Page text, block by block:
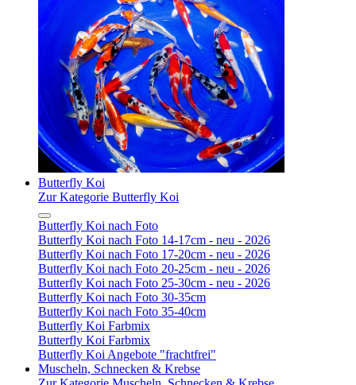
Butterfly Koi
Zur Kategorie Butterfly Koi
Butterfly Koi nach Foto
Butterfly Koi nach Foto 14-17cm - neu - 2026
Butterfly Koi nach Foto 17-20cm - neu - 2026
Butterfly Koi nach Foto 20-25cm - neu - 2026
Butterfly Koi nach Foto 25-30cm - neu - 2026
Butterfly Koi nach Foto 30-35cm
Butterfly Koi nach Foto 35-40cm
Butterfly Koi Farbmix
Butterfly Koi Farbmix
Butterfly Koi Angebote "frachtfrei"
Muscheln, Schnecken & Krebse